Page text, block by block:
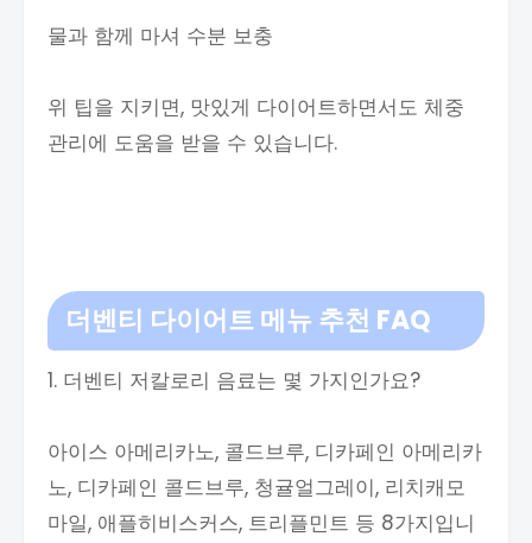
물과 함께 마셔 수분 보충
위 팁을 지키면, 맛있게 다이어트하면서도 체중
관리에 도움을 받을 수 있습니다.
더벤티 다이어트 메뉴 추천 FAQ
1. 더벤티 저칼로리 음료는 몇 가지인가요?
아이스 아메리카노, 콜드브루, 디카페인 아메리카
노, 디카페인 콜드브루, 청귤얼그레이, 리치캐모
마일, 애플히비스커스, 트리플민트 등 8가지입니